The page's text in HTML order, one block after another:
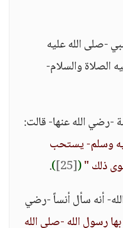
-صلى الله عليه
الصلاة والسلام-
رضي الله عنها- قالت:
وسلم- يستحب
ذلك "(
[25]
)
.
أنه سأل أنساً -رضي
رسول الله -صلى الله